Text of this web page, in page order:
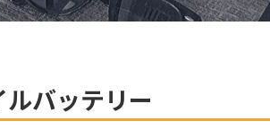
バッテリー